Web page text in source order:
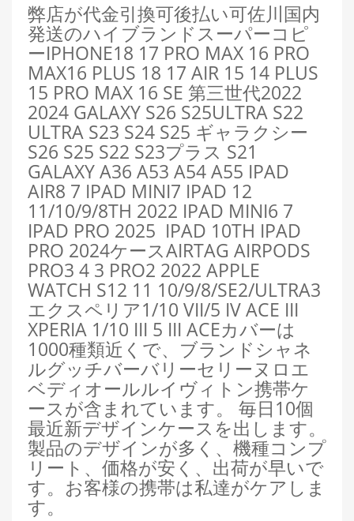
弊店が代金引換可後払い可佐川国内
発送のハイブランドスーパーコピ
ーIPHONE18 17 PRO MAX 16 PRO
MAX16 PLUS 18 17 AIR 15 14 PLUS
15 PRO MAX 16 SE 第三世代2022
2024 GALAXY S26 S25ULTRA S22
ULTRA S23 S24 S25 ギャラクシー
S26 S25 S22 S23プラス S21
GALAXY A36 A53 A54 A55 IPAD
AIR8 7 IPAD MINI7 IPAD 12
11/10/9/8TH 2022 IPAD MINI6 7
IPAD PRO 2025 IPAD 10TH IPAD
PRO 2024ケースAIRTAG AIRPODS
PRO3 4 3 PRO2 2022 APPLE
WATCH S12 11 10/9/8/SE2/ULTRA3
エクスペリア1/10 VII/5 IV ACE III
XPERIA 1/10 III 5 III ACEカバーは
1000種類近くで、ブランドシャネ
ルグッチバーバリーセリーヌロエ
ベディオールルイヴィトン携帯ケ
ースが含まれています。 毎日10個
最近新デザインケースを出します。
製品のデザインが多く、機種コンプ
リート、価格が安く、出荷が早いで
す。お客様の携帯は私達がケアしま
す。